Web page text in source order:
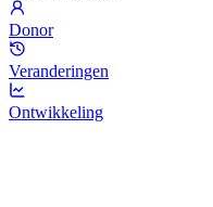
Donor
Veranderingen
Ontwikkeling